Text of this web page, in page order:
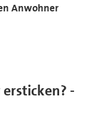
Anwohner
-